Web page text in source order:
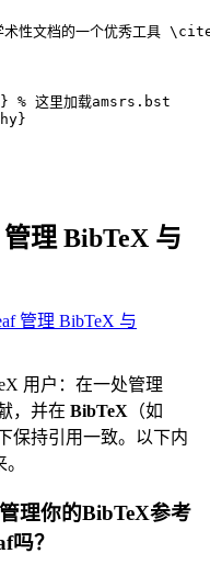
性文档的一个优秀工具
% 这里加载amsrs.bst
理 BibTeX 与
管理 BibTeX 与
用户：在一处管理
，并在 BibTeX （如
保持引用一致。以下内
理你的BibTeX参考
吗？